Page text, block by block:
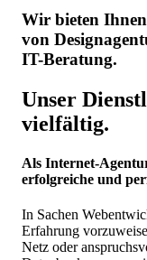
Wir bieten
von
IT-Beratung.
Unser
vielfältig.
Als Internet-
erfolgreiche und
In Sachen
Erfahrung
Netz oder